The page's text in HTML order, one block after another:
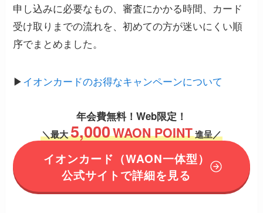
申し込みに必要なもの、審査にかかる時間、カード
受け取りまでの流れを、初めての方が迷いにくい順
序でまとめました。
▶︎イオンカードのお得なキャンペーンについて
年会費無料！ Web限定！
＼最大5,000WAON POINT進呈／
イオンカード （WAON一体型）
公式サイトで詳細を見る